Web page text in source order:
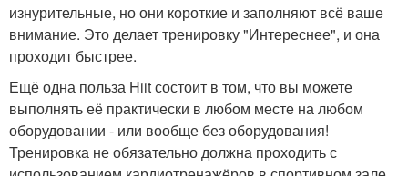
изнурительные, но они короткие и заполняют всё ваше
внимание. Это делает тренировку "Интереснее", и она
проходит быстрее.
Ещё одна польза Hiit состоит в том, что вы можете
выполнять её практически в любом месте на любом
оборудовании - или вообще без оборудования!
Тренировка не обязательно должна проходить с